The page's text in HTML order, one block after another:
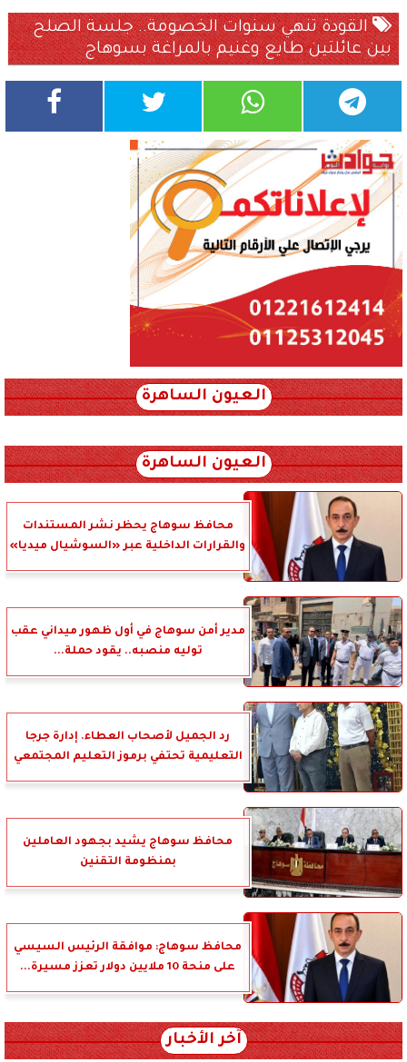
القودة تنهي سنوات الخصومة.. جلسة الصلح
بين عائلتين طايع وغنيم بالمراغة بسوهاج
العيون الساهرة
العيون الساهرة
محافظ سوهاج يحظر نشر المستندات
والقرارات الداخلية عبر «السوشيال ميديا»
مدير أمن سوهاج في أول ظهور ميداني عقب
توليه منصبه.. يقود حملة...
رد الجميل لأصحاب العطاء. إدارة جرجا
التعليمية تحتفي برموز التعليم المجتمعي
محافظ سوهاج يشيد بجهود العاملين
بمنظومة التقنين
محافظ سوهاج: موافقة الرئيس السيسي
على منحة 10 ملايين دولار تعزز مسيرة...
آخر الأخبار